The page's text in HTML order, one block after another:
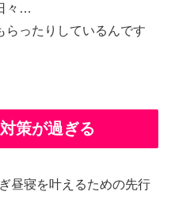
々…
らったりしているんです
策が過ぎる
昼寝を叶えるための先行